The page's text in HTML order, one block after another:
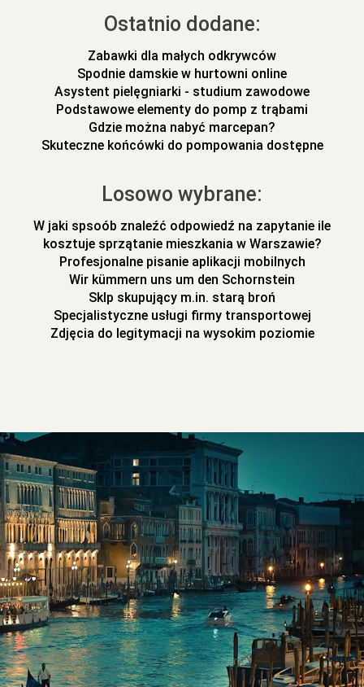
Ostatnio dodane:
Zabawki dla małych odkrywców
Spodnie damskie w hurtowni online
Asystent pielęgniarki - studium zawodowe
Podstawowe elementy do pomp z trąbami
Gdzie można nabyć marcepan?
Skuteczne końcówki do pompowania dostępne
Losowo wybrane:
W jaki spsoób znaleźć odpowiedź na zapytanie ile
kosztuje sprzątanie mieszkania w Warszawie?
Profesjonalne pisanie aplikacji mobilnych
Wir kümmern uns um den Schornstein
Sklp skupujący m.in. starą broń
Specjalistyczne usługi firmy transportowej
Zdjęcia do legitymacji na wysokim poziomie